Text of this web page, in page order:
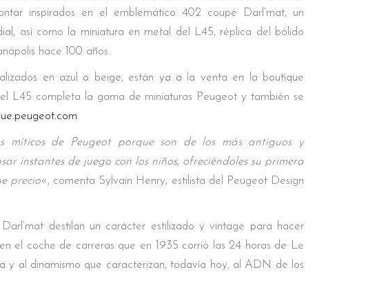
inspirados en el emblemático 402 coupé Darl’mat, un
así como la miniatura en metal del L45, réplica del bólido
hace 100 años.
en azul o beige, están ya a la venta en la boutique
L45 completa la gama de miniaturas Peugeot y también se
míticos de Peugeot porque son de los más antiguos y
instantes de juego con los niños, ofreciéndoles su primera
precio«, comenta Sylvain Henry, estilista del Peugeot Design
destilan un carácter estilizado y vintage para hacer
el coche de carreras que en 1935 corrió las 24 horas de Le
y al dinamismo que caracterizan, todavía hoy, al ADN de los